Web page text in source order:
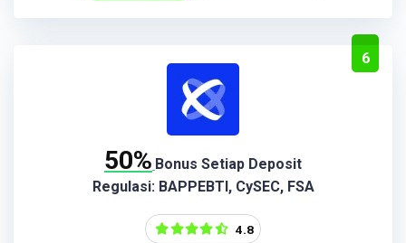
6
50% Bonus Setiap Deposit
Regulasi: BAPPEBTI, CySEC, FSA
4.8